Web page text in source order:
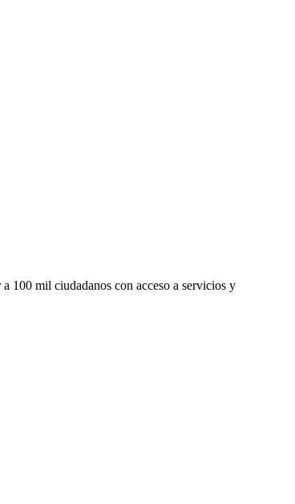
100 mil ciudadanos con acceso a servicios y